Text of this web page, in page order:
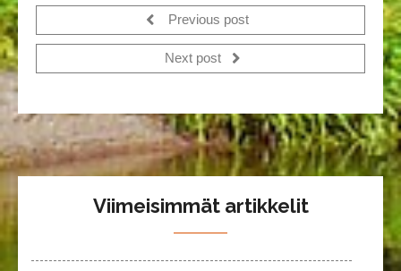
Previous post
Next post
Viimeisimmät artikkelit